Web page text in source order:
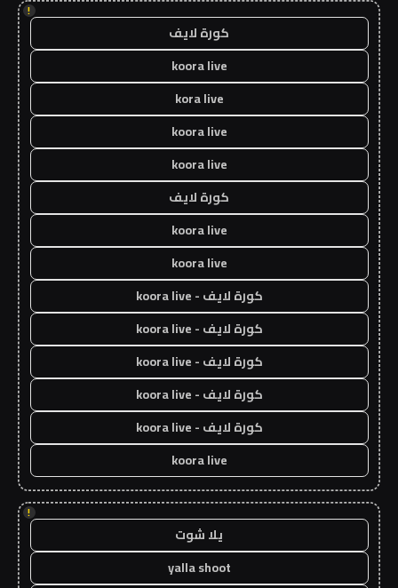
!
كورة لايف
koora live
kora live
koora live
koora live
كورة لايف
koora live
koora live
كورة لايف - koora live
كورة لايف - koora live
كورة لايف - koora live
كورة لايف - koora live
كورة لايف - koora live
koora live
!
يلا شوت
yalla shoot